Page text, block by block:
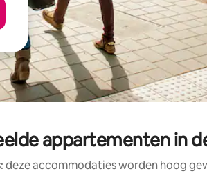
appartementen in
deze accommodaties worden hoog